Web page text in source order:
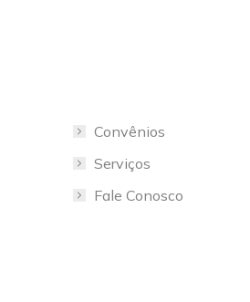
Convênios
Serviços
Fale Conosco